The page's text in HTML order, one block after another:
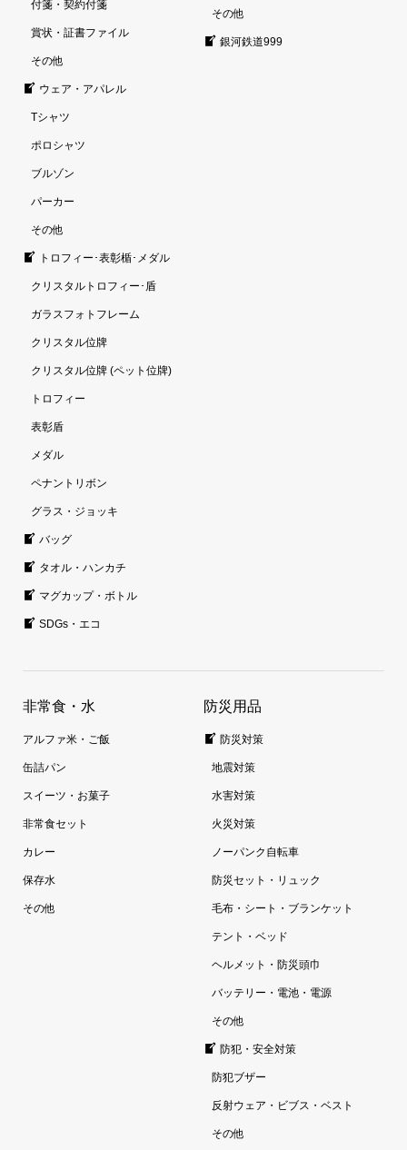
付箋・契約付箋
賞状・証書ファイル
その他
ウェア・アパレル
Tシャツ
ポロシャツ
ブルゾン
パーカー
その他
トロフィー･表彰楯･メダル
クリスタルトロフィー･盾
ガラスフォトフレーム
クリスタル位牌
クリスタル位牌 (ペット位牌)
トロフィー
表彰盾
メダル
ペナントリボン
グラス・ジョッキ
バッグ
タオル・ハンカチ
マグカップ・ボトル
SDGs・エコ
その他
銀河鉄道999
非常食・水
アルファ米・ご飯
缶詰パン
スイーツ・お菓子
非常食セット
カレー
保存水
その他
防災用品
防災対策
地震対策
水害対策
火災対策
ノーパンク自転車
防災セット・リュック
毛布・シート・ブランケット
テント・ベッド
ヘルメット・防災頭巾
バッテリー・電池・電源
その他
防犯・安全対策
防犯ブザー
反射ウェア・ビブス・ベスト
その他